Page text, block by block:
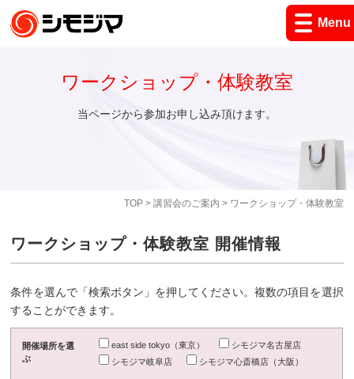
Menu
TOP> 講習会のご案内 > ワークショップ・体験教室
ワークショップ・体験教室
当ページから参加お申し込み頂けます。
ワークショップ・体験教室 開催情報
条件を選んで「検索ボタン」を押してください。複数の項目を選択
することができます。
開催場所を選
ぶ
east side tokyo（東京）
シモジマ名古屋店
シモジマ岐阜店
シモジマ心斎橋店（大阪）